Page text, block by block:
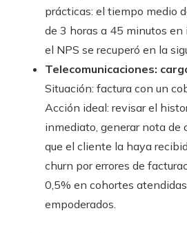
prácticas: el tiempo medio
de 3 horas a 45 minutos
el NPS se recuperó en la
Telecomunicaciones:
Situación: factura con un
Acción ideal: revisar el
inmediato, generar nota de
que el cliente la haya
churn por errores de
0,5% en cohortes
empoderados.